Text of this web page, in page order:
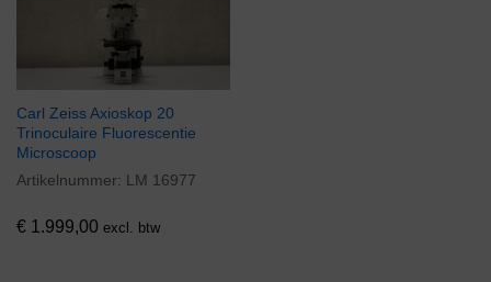
Carl Zeiss Axioskop 20
Trinoculaire Fluorescentie
Microscoop
Artikelnummer: LM 16977
€ 1.999,00 excl. btw